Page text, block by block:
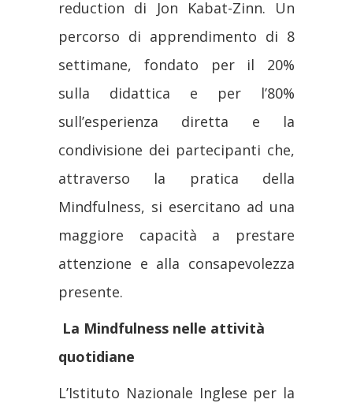
reduction di Jon Kabat-Zinn. Un
percorso di apprendimento di 8
settimane, fondato per il 20%
sulla didattica e per l’80%
sull’esperienza diretta e la
condivisione dei partecipanti che,
attraverso la pratica della
Mindfulness, si esercitano ad una
maggiore capacità a prestare
attenzione e alla consapevolezza
presente.
La Mindfulness nelle attività
quotidiane
L’Istituto Nazionale Inglese per la